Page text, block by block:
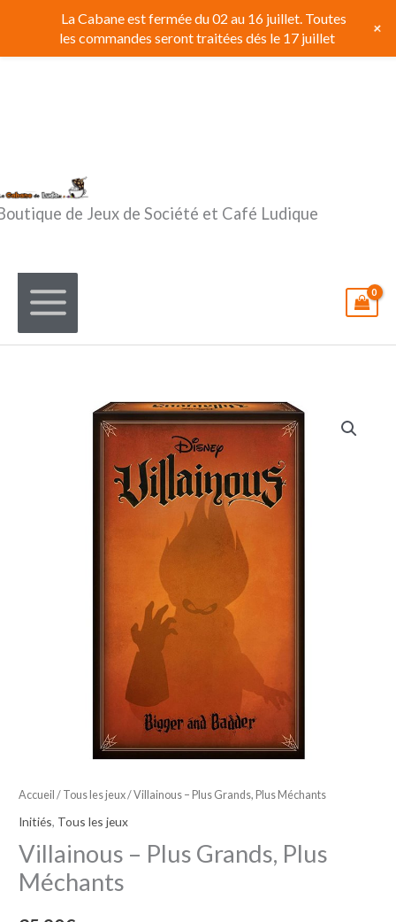
contenu
de Jeux de Société et Café Ludique
Accueil / Tous les jeux/ Villainous – Plus Grands, Plus Méchants
Initiés, Tous les jeux
Villainous – Plus Grands, Plus
Méchants
La Cabane est fermée du 02 au 16 juillet. Toutes
les commandes seront traitées dés le 17 juillet
+